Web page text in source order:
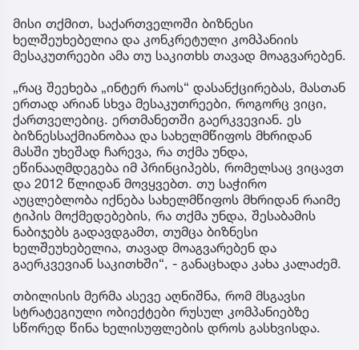
მისი თქმით, საქართველოში ბიზნესი
ხელშეუხებელია და კონკრეტული კომპანიის
მესაკუთრეები ამა თუ საკითხს თავად მოაგვარებენ.
„რაც შეეხება „ინტერ რაოს“ დასანქცირებას, მასთან
ერთად არიან სხვა მესაკუთრეები, როგორც ვიცი,
ქართველებიც. ერთმანეთში გაერკვევიან. ეს
ბიზნესსაქმიანობაა და სახელმწიფოს მხრიდან
მასში უხეშად ჩარევა, რა თქმა უნდა,
ეწინააღმდეგება იმ პრინციპებს, რომელსაც ვიცავთ
და 2012 წლიდან მოვყვებთ. თუ საჭირო
აუცლებლობა იქნება სახელმწიფოს მხრიდან რაიმე
ტიპის მოქმედებების, რა თქმა უნდა, შესაბამის
ნაბიჯებს გადავდგამთ, თუმცა ბიზნესი
ხელშეუხებელია, თავად მოაგვარებენ და
გაერკვევიან საკითხში“, - განაცხადა კახა კალაძემ.
თბილისის მერმა ასევე აღნიშნა, რომ მსგავსი
სტრატეგიული ობიექტები რუსულ კომპანიებზე
სწორედ წინა ხელისუფლების დროს გასხვისდა.